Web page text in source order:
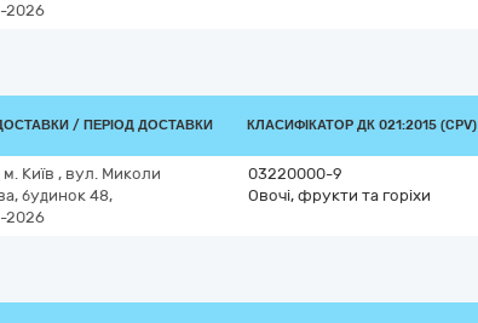
2026
/ ПЕРІОД ДОСТАВКИ КЛАСИФІКАТОР ДК 021:2015 (CPV)
м. Київ , вул. Миколи
будинок 48,
2026
03220000-9
Овочі, фрукти та горіхи